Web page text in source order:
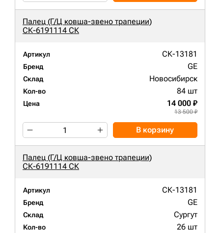
Палец (Г/Ц ковша-звено трапеции)
СК-6191114 СК
Артикул СК-13181
Бренд GE
Склад Новосибирск
Кол-во 84 шт
Цена 14 000 ₽
13 500 ₽
В корзину
Палец (Г/Ц ковша-звено трапеции)
СК-6191114 СК
Артикул СК-13181
Бренд GE
Склад Сургут
Кол-во 26 шт